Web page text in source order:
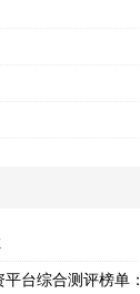
台综合测评榜单：